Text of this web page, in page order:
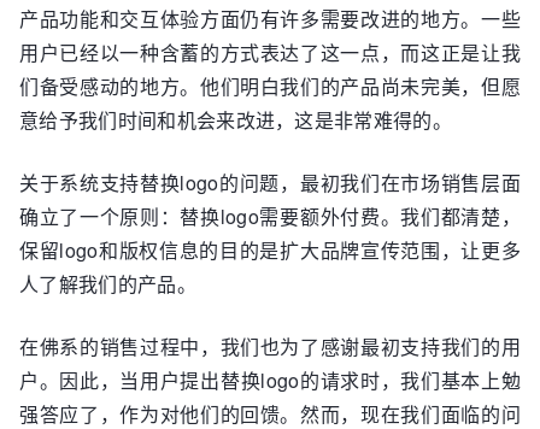
产品功能和交互体验方面仍有许多需要改进的地方。一些
用户已经以一种含蓄的方式表达了这一点，而这正是让我
们备受感动的地方。他们明白我们的产品尚未完美，但愿
意给予我们时间和机会来改进，这是非常难得的。
关于系统支持替换logo的问题，最初我们在市场销售层面
确立了一个原则：替换logo需要额外付费。我们都清楚，
保留logo和版权信息的目的是扩大品牌宣传范围，让更多
人了解我们的产品。
在佛系的销售过程中，我们也为了感谢最初支持我们的用
户。因此，当用户提出替换logo的请求时，我们基本上勉
强答应了，作为对他们的回馈。然而，现在我们面临的问